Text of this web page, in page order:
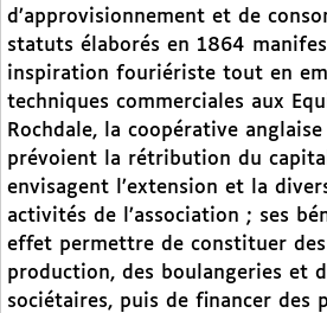
d’approvisionnement et de
statuts élaborés en 1864
inspiration fouriériste tout en
techniques commerciales aux
Rochdale, la coopérative
prévoient la rétribution du
envisagent l’extension et la
activités de l’association ; ses
effet permettre de constituer
production, des boulangeries et
sociétaires, puis de financer des